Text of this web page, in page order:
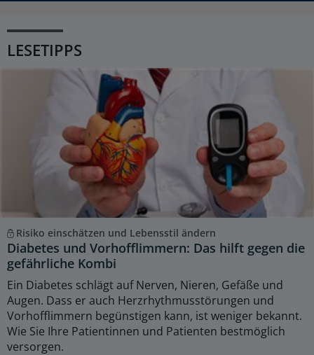
LESETIPPS
Risiko einschätzen und Lebensstil ändern
Diabetes und Vorhofflimmern: Das hilft gegen die
gefährliche Kombi
Ein Diabetes schlägt auf Nerven, Nieren, Gefäße und
Augen. Dass er auch Herzrhythmusstörungen und
Vorhofflimmern begünstigen kann, ist weniger bekannt.
Wie Sie Ihre Patientinnen und Patienten bestmöglich
versorgen.